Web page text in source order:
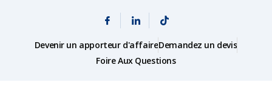
Devenir un apporteur d'affaireDemandez un devis
Foire Aux Questions